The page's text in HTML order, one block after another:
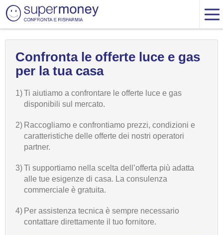
Confronta le offerte luce e gas
per la tua casa
1)Ti aiutiamo a confrontare le offerte luce e gas
disponibili sul mercato.
2) Raccogliamo e confrontiamo prezzi, condizioni e
caratteristiche delle offerte dei nostri operatori
partner.
3)Ti supportiamo nella scelta dell’offerta più adatta
alle tue esigenze di casa. La consulenza
commerciale è gratuita.
4) Per assistenza tecnica è sempre necessario
contattare direttamente il tuo fornitore.